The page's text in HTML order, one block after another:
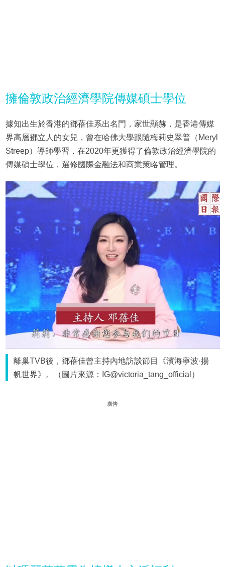
擁倫敦政治經濟學院傳媒碩士學位
據知出生於香港的鄧蓓佳系出名門，家世顯赫，是香港傳媒
界高層鄧立人的女兒，曾在哈佛大學跟隨梅莉史翠普（Meryl
Streep）導師學習，在2020年更獲得了倫敦政治經濟學院的
傳媒碩士學位，選修國際金融法和商業策略管理。
離巢TVB後，鄧蓓佳曾主持內地訪談節目《濱海寧波·揚
帆世界》。（圖片來源：IG@victoria_tang_official）
廣告